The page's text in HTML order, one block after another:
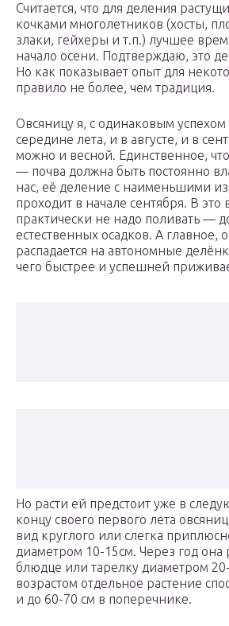
Считается, что для деления
кочками многолетников (хосты,
злаки, гейхеры и т.п.) лучшее
начало осени. Подтверждаю, это
Но как показывает опыт для
правило не более, чем традиция.
Овсяницу я, с одинаковым
середине лета, и в августе, и в
можно и весной. Единственное,
— почва должна быть постоянно
нас, её деление с наименьшими
проходит в начале сентября. В это
практически не надо поливать —
естественных осадков. А главное,
распадается на автономные
чего быстрее и успешней
Но расти ей предстоит уже в
концу своего первого лета
вид круглого или слегка
диаметром 10-15см. Через год она
блюдце или тарелку диаметром
возрастом отдельное растение
и до 60-70 см в поперечнике.